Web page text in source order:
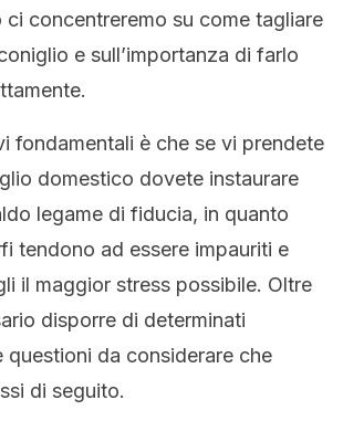
concentreremo su come tagliare
e sull’importanza di farlo
fondamentali è che se vi prendete
domestico dovete instaurare
legame di fiducia, in quanto
tendono ad essere impauriti e
il maggior stress possibile. Oltre
disporre di determinati
questioni da considerare che
di seguito.